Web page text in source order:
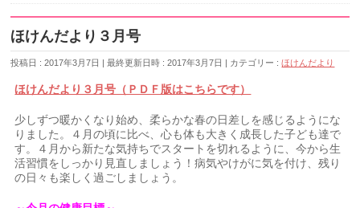
ほけんだより３月号
投稿日 : 2017年3月7日 最終更新日時 : 2017年3月7日 カテゴリー :ほけんだより
ほけんだより３月号（ＰＤＦ版はこちらです）
少しずつ暖かくなり始め、柔らかな春の日差しを感じるようにな
りました。４月の頃に比べ、心も体も大きく成長した子ども達で
す。４月から新たな気持ちでスタートを切れるように、今から生
活習慣をしっかり見直しましょう！病気やけがに気を付け、残り
の日々も楽しく過ごしましょう。